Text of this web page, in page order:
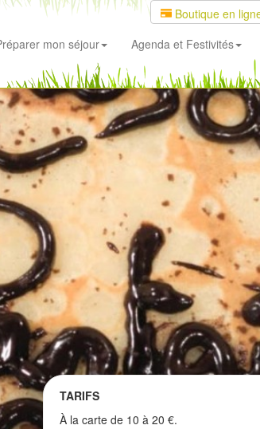
Boutique en
mon séjour Agenda et Festivités
TARIFS
À la carte de 10 à 20 €.